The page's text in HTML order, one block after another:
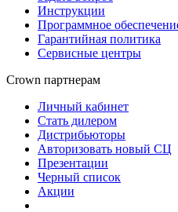
Инструкции
Программное
Гарантийная политика
Сервисные центры
Crown партнерам
Личный кабинет
Стать дилером
Дистрибьюторы
Авторизовать новый СЦ
Презентации
Черный список
Акции